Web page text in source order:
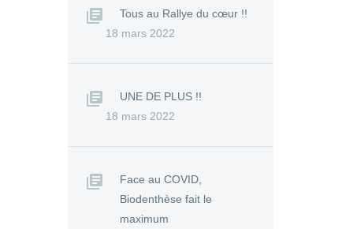
Tous au Rallye du cœur !!
18 mars 2022
UNE DE PLUS !!
18 mars 2022
Face au COVID,
Biodenthèse fait le
maximum